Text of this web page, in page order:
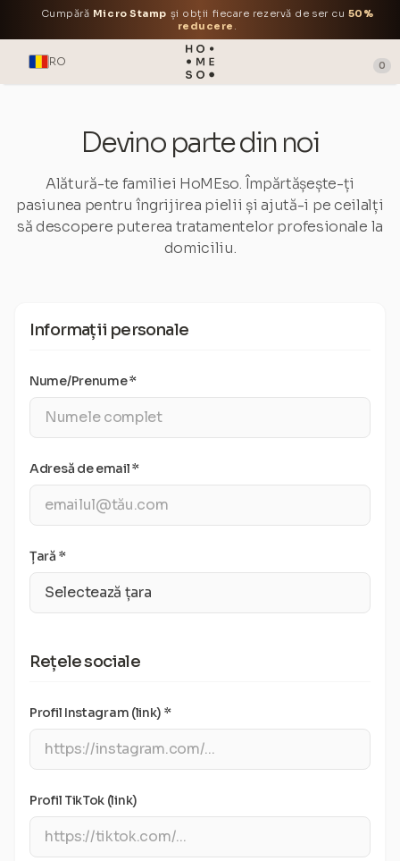
Cumpără Micro Stamp și obții fiecare rezervă de ser cu 50%
reducere .
RO 0
Devino parte din noi
Alătură-te familiei HoMEso. Împărtășește-ți
pasiunea pentru îngrijirea pielii și ajută-i pe ceilalți
să descopere puterea tratamentelor profesionale la
domiciliu.
Informații personale
Nume/Prenume *
Adresă de email *
Țară *
Rețele sociale
Profil Instagram (link) *
Profil TikTok (link)